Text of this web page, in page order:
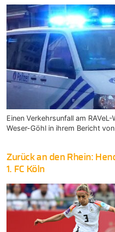
Einen Verkehrsunfall am
Weser-Göhl in ihrem Bericht
Zurück an den Rhein:
1. FC Köln